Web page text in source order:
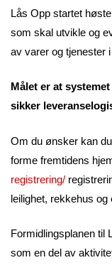
Lås Opp startet
som skal utvikle og
av varer og tjenester
Målet er at
sikker
Om du ønsker kan
forme fremtidens
registrering/
leilighet, rekkehus og
Formidlingsplanen til
som en del av